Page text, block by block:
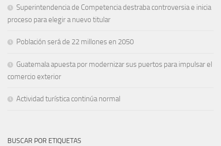
Superintendencia de Competencia destraba controversia e inicia
proceso para elegir a nuevo titular
Población será de 22 millones en 2050
Guatemala apuesta por modernizar sus puertos para impulsar el
comercio exterior
Actividad turística continúa normal
BUSCAR POR ETIQUETAS